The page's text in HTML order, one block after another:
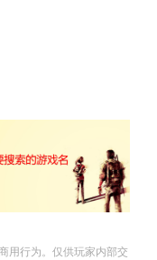
用行为。仅供玩家内部交